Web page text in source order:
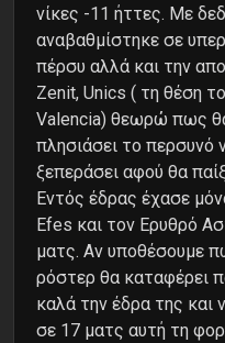
νίκες -11 ήττες. Με
αναβαθμίστηκε σε
πέρσυ αλλά και την
Zenit, Unics ( τη θέση
Valencia) θεωρώ πως
πλησιάσει το περσυνό
ξεπεράσει αφού θα
Εντός έδρας έχασε
Efes και τον Ερυθρό
ματς. Αν υποθέσουμε
ρόστερ θα καταφέρει
καλά την έδρα της και
σε 17 ματς αυτή τη